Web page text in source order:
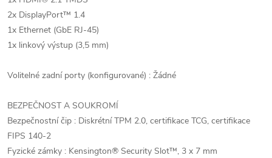
2x DisplayPort™ 1.4
1x Ethernet (GbE RJ-45)
1x linkový výstup (3,5 mm)
Volitelné zadní porty (konfigurované) : Žádné
BEZPEČNOST A SOUKROMÍ
Bezpečnostní čip : Diskrétní TPM 2.0, certifikace TCG, certifikace
FIPS 140-2
Fyzické zámky : Kensington® Security Slot™, 3 x 7 mm